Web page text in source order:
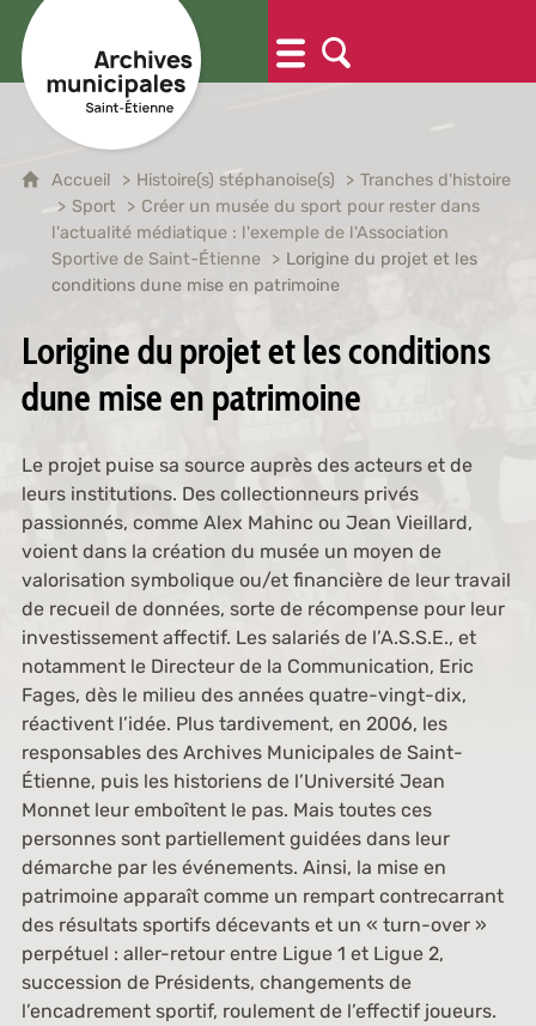
Accueil Histoire(s) stéphanoise(s)
Tranches d'histoire
Sport
Créer un musée du sport pour rester dans
l'actualité médiatique : l'exemple de l'Association
Sportive de Saint-Étienne
Lorigine du projet et les
conditions dune mise en patrimoine
Lorigine du projet et les conditions
dune mise en patrimoine
Le projet puise sa source auprès des acteurs et de
leurs institutions. Des collectionneurs privés
passionnés, comme Alex Mahinc ou Jean Vieillard,
voient dans la création du musée un moyen de
valorisation symbolique ou/et financière de leur travail
de recueil de données, sorte de récompense pour leur
investissement affectif. Les salariés de l’A.S.S.E., et
notamment le Directeur de la Communication, Eric
Fages, dès le milieu des années quatre-vingt-dix,
réactivent l’idée. Plus tardivement, en 2006, les
responsables des Archives Municipales de Saint-
Étienne, puis les historiens de l’Université Jean
Monnet leur emboîtent le pas. Mais toutes ces
personnes sont partiellement guidées dans leur
démarche par les événements. Ainsi, la mise en
patrimoine apparaît comme un rempart contrecarrant
des résultats sportifs décevants et un « turn-over »
perpétuel : aller-retour entre Ligue 1 et Ligue 2,
succession de Présidents, changements de
l’encadrement sportif, roulement de l’effectif joueurs.